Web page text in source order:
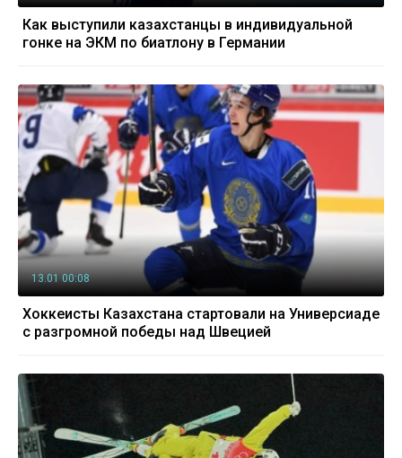
Как выступили казахстанцы в индивидуальной
гонке на ЭКМ по биатлону в Германии
13.01 00:08
Хоккеисты Казахстана стартовали на Универсиаде
с разгромной победы над Швецией